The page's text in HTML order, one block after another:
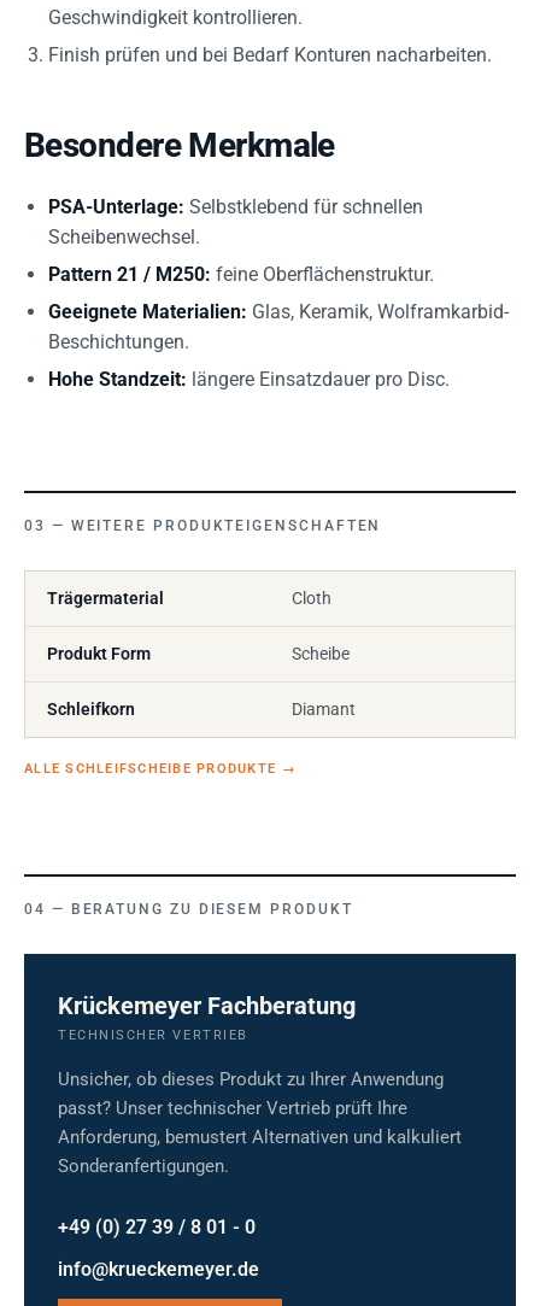
Geschwindigkeit kontrollieren.
Finish prüfen und bei Bedarf Konturen nacharbeiten.
Besondere Merkmale
PSA-Unterlage: Selbstklebend für schnellen
Scheibenwechsel.
Pattern 21 / M250: feine Oberflächenstruktur.
Geeignete Materialien: Glas, Keramik, Wolframkarbid-
Beschichtungen.
Hohe Standzeit: längere Einsatzdauer pro Disc.
WEITERE PRODUKTEIGENSCHAFTEN
Trägermaterial Cloth
Produkt Form Scheibe
Schleifkorn Diamant
ALLE SCHLEIFSCHEIBE PRODUKTE →
BERATUNG ZU DIESEM PRODUKT
Krückemeyer Fachberatung
TECHNISCHER VERTRIEB
Unsicher, ob dieses Produkt zu Ihrer Anwendung
passt? Unser technischer Vertrieb prüft Ihre
Anforderung, bemustert Alternativen und kalkuliert
Sonderanfertigungen.
+49 (0) 27 39 / 8 01 - 0
info@krueckemeyer.de